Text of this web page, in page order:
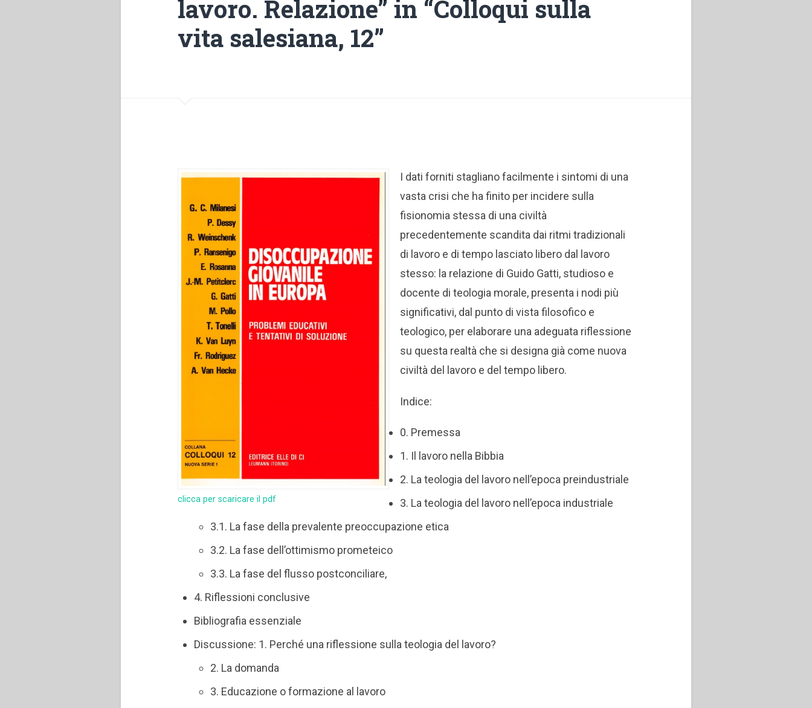
lavoro. Relazione” in “Colloqui sulla
vita salesiana, 12”
clicca per scaricare il pdf
I dati forniti stagliano facilmente i sintomi di una
vasta crisi che ha finito per incidere sulla
fisionomia stessa di una civiltà
precedentemente scandita dai ritmi tradizionali
di lavoro e di tempo lasciato libero dal lavoro
stesso: la relazione di Guido Gatti, studioso e
docente di teologia morale, presenta i nodi più
significativi, dal punto di vista filosofico e
teologico, per elaborare una adeguata riflessione
su questa realtà che si designa già come nuova
civiltà del lavoro e del tempo libero.
Indice:
0. Premessa
1. Il lavoro nella Bibbia
2. La teologia del lavoro nell’epoca preindustriale
3. La teologia del lavoro nell’epoca industriale
3.1. La fase della prevalente preoccupazione etica
3.2. La fase dell’ottimismo prometeico
3.3. La fase del flusso postconciliare,
4. Riflessioni conclusive
Bibliografia essenziale
Discussione: 1. Perché una riflessione sulla teologia del lavoro?
2. La domanda
3. Educazione o formazione al lavoro